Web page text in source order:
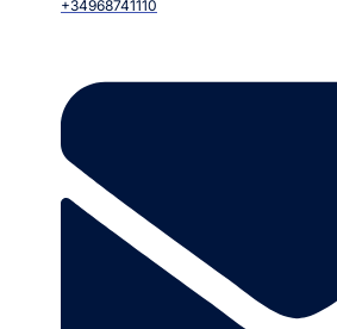
+34968741110